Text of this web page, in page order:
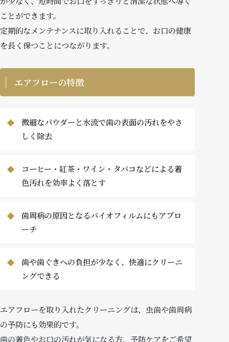
ことができます。
定期的なメンテナンスに取り入れることで、お口の健康
を長く保つことにつながります。
エアフローの特徴
微細なパウダーと水流で歯の表面の汚れをやさ
しく除去
コーヒー・紅茶・ワイン・タバコなどによる着
色汚れを効率よく落とす
歯周病の原因となるバイオフィルムにもアプロ
ーチ
歯や歯ぐきへの負担が少なく、快適にクリーニ
ングできる
エアフローを取り入れたクリーニングは、虫歯や歯周病
の予防にも効果的です。
歯の着色やお口の汚れが気になる方、予防ケアをご希望